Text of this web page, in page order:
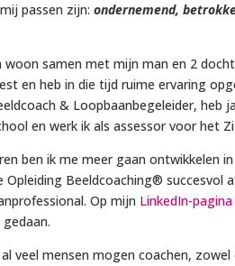
passen zijn: ondernemend,
woon samen met mijn man en 2
en heb in die tijd ruime ervaring
& Loopbaanbegeleider, heb
en werk ik als assessor voor het
ben ik me meer gaan ontwikkelen
Opleiding Beeldcoaching®
Op mijn LinkedIn-pagina
veel mensen mogen coachen,